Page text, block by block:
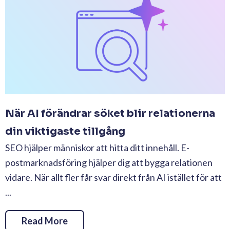
När AI förändrar söket blir relationerna
din viktigaste tillgång
SEO hjälper människor att hitta ditt innehåll. E-
postmarknadsföring hjälper dig att bygga relationen
vidare. När allt fler får svar direkt från AI istället för att
...
Read More